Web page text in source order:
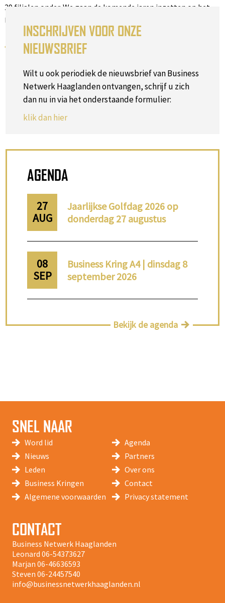
29 filialen onder. We gaan de komende jaren inzetten op het
leveren aan bedrijven,’ aldus een enthousiaste Seffelaar.
Terug naar het overzicht
INSCHRIJVEN VOOR ONZE
NIEUWSBRIEF
Wilt u ook periodiek de nieuwsbrief van Business
Netwerk Haaglanden ontvangen, schrijf u zich
dan nu in via het onderstaande formulier:
klik dan hier
AGENDA
27
AUG
Jaarlijkse Golfdag 2026 op
donderdag 27 augustus
08
SEP
Business Kring A4 | dinsdag 8
september 2026
Bekijk de agenda
SNEL NAAR
Word lid
Agenda
Nieuws
Partners
Leden
Over ons
Business Kringen
Contact
Algemene voorwaarden
Privacy statement
CONTACT
Business Netwerk Haaglanden
Leonard 06-54373627
Marjan 06-46636593
Steven 06-24457540
info@businessnetwerkhaaglanden.nl